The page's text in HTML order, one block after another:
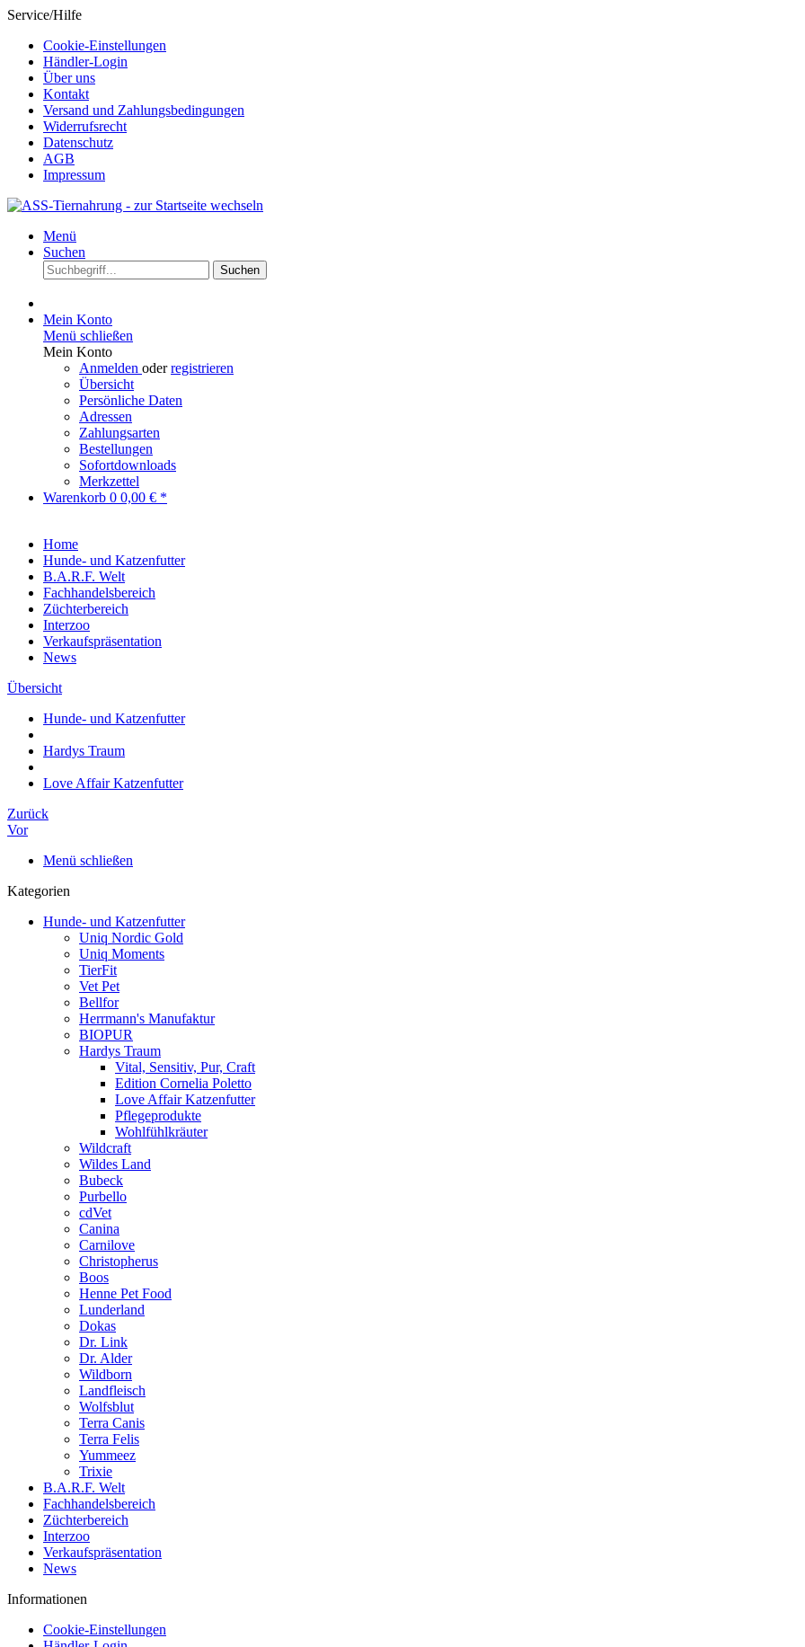
Service/Hilfe
Cookie-Einstellungen
Händler-Login
Über uns
Kontakt
Versand und Zahlungsbedingungen
Widerrufsrecht
Datenschutz
AGB
Impressum
Menü
Suchen
Suchen
Mein Konto
Menü schließen
Mein Konto
Anmelden oderregistrieren
Übersicht
Persönliche Daten
Adressen
Zahlungsarten
Bestellungen
Sofortdownloads
Merkzettel
Warenkorb 0 0,00 € *
Home
Hunde- und Katzenfutter
B.A.R.F. Welt
Fachhandelsbereich
Züchterbereich
Interzoo
Verkaufspräsentation
News
Übersicht
Hunde- und Katzenfutter
Hardys Traum
Love Affair Katzenfutter
Zurück
Vor
Menü schließen
Kategorien
Hunde- und Katzenfutter
Uniq Nordic Gold
Uniq Moments
TierFit
Vet Pet
Bellfor
Herrmann's Manufaktur
BIOPUR
Hardys Traum
Vital, Sensitiv, Pur, Craft
Edition Cornelia Poletto
Love Affair Katzenfutter
Pflegeprodukte
Wohlfühlkräuter
Wildcraft
Wildes Land
Bubeck
Purbello
cdVet
Canina
Carnilove
Christopherus
Boos
Henne Pet Food
Lunderland
Dokas
Dr. Link
Dr. Alder
Wildborn
Landfleisch
Wolfsblut
Terra Canis
Terra Felis
Yummeez
Trixie
B.A.R.F. Welt
Fachhandelsbereich
Züchterbereich
Interzoo
Verkaufspräsentation
News
Informationen
Cookie-Einstellungen